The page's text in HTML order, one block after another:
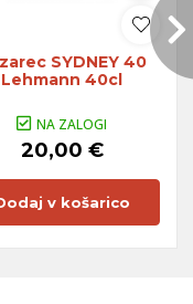
SYDNEY 40
Lehmann 40cl
NA ZALOGI
20,00 €
v košarico